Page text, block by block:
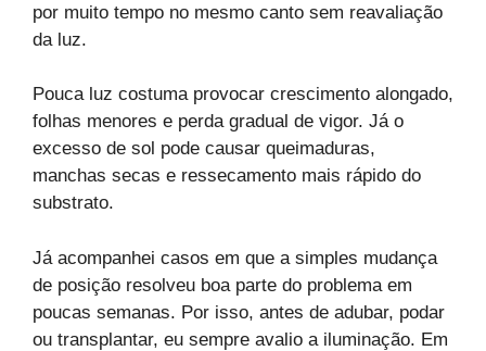
por muito tempo no mesmo canto sem reavaliação
da luz.
Pouca luz costuma provocar crescimento alongado,
folhas menores e perda gradual de vigor. Já o
excesso de sol pode causar queimaduras,
manchas secas e ressecamento mais rápido do
substrato.
Já acompanhei casos em que a simples mudança
de posição resolveu boa parte do problema em
poucas semanas. Por isso, antes de adubar, podar
ou transplantar, eu sempre avalio a iluminação. Em